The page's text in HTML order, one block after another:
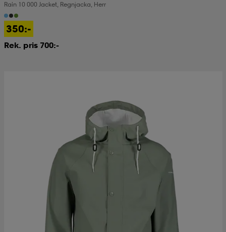
Rain 10 000 Jacket, Regnjacka, Herr
350:-
Rek. pris 700:-